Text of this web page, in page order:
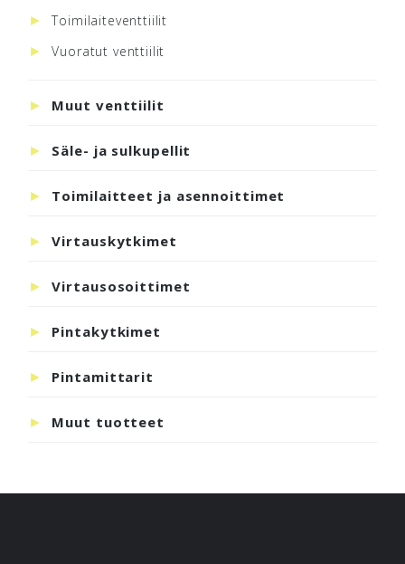
Toimilaiteventtiilit
Vuoratut venttiilit
Muut venttiilit
Säle- ja sulkupellit
Toimilaitteet ja asennoittimet
Virtauskytkimet
Virtausosoittimet
Pintakytkimet
Pintamittarit
Muut tuotteet